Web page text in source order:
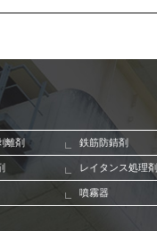
離剤 鉄筋防錆剤
レイタンス処理剤
噴霧器